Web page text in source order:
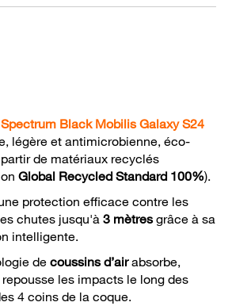
Black Mobilis Galaxy S24
légère et antimicrobienne, éco-
de matériaux recyclés
Global Recycled Standard 100%).
protection efficace contre les
chutes jusqu'à3 mètresgrâce à sa
intelligente.
decoussins d’airabsorbe,
les impacts le long des
4 coins de la coque.